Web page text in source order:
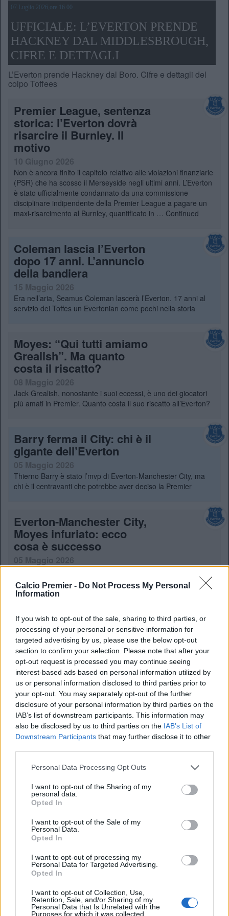
Calcio Premier - Do Not Process My Personal
Information
If you wish to opt-out of the sale, sharing to third parties, or
processing of your personal or sensitive information for
targeted advertising by us, please use the below opt-out
section to confirm your selection. Please note that after your
opt-out request is processed you may continue seeing
interest-based ads based on personal information utilized by
us or personal information disclosed to third parties prior to
your opt-out. You may separately opt-out of the further
disclosure of your personal information by third parties on the
IAB’s list of downstream participants. This information may
also be disclosed by us to third parties on the IAB’s List of
Downstream Participants that may further disclose it to other
Personal Data Processing Opt Outs
I want to opt-out of the Sharing of my
personal data.
Opted In
I want to opt-out of the Sale of my
Personal Data.
Opted In
I want to opt-out of processing my
Personal Data for Targeted Advertising.
Opted In
I want to opt-out of Collection, Use,
Retention, Sale, and/or Sharing of my
Personal Data that Is Unrelated with the
Purposes for which it was collected.
07 Luglio 2026,ore 16.00
UFFICIALE: L’EVERTON PRENDE
HACKNEY DAL MIDDLESBROUGH,
CIFRE E DETTAGLI
L’Everton prende Hackney dal Boro. Cifre e dettagli del
colpo Toffees
Premier League, sentenza
storica: l’Everton dovrà
risarcire il Burnley. Il
motivo
Non è ancora finito il capitolo relativo alle violazioni finanziarie
(PSR) che ha scosso il Merseyside negli ultimi anni. L’Everton
è stato ufficialmente condannato da una commissione
disciplinare indipendente della Premier League a pagare un
maxi-risarcimento al Burnley, quantificato in … Continued
Coleman lascia l’Everton
dopo 17 anni. L’annuncio
della bandiera
15 Maggio 2026
Era nell’aria, Seamus Coleman lascerà l’Everton. 17 anni al
servizio dei Toffes un Evertonian come pochi nella storia
Moyes: “Qui tutti amiamo
Grealish”. Ma quanto
costa il riscatto?
Jack Grealish, nonostante i suoi eccessi, è uno dei giocatori
più amati in Premier. Quanto costa il suo riscatto all’Everton?
Barry ferma il City: chi è il
gigante dell’Everton
05 Maggio 2026
Thierno Barry è stato l’mvp di Everton-Manchester City, ma
chi è il centravanti che potrebbe aver deciso la Premier
Everton-Manchester City,
Moyes infuriato: ecco
cosa è successo
Manchester City è stata una gara caotica
Everton, ancora bufera su
Grealish: avvistato in
stato d’ebbrezza in un bar
di Manchester
27 Aprile 2026
Il talento cristallino di Jack Grealish finisce ancora una volta
nell’occhio del ciclone, ma non per le sue giocate sul campo.
L’esterno dell’Everton, attualmente nel pieno del percorso di
riabilitazione dopo l’operazione al piede sinistro, infortunio che
gli costerà la …Continued
Everton-Liverpool: dove
vederla in tv e probabili
19 Aprile 2026
Everton-Liverpool, il derby della Merseyside. Ecco dove
riscatto? E perché
l’Everton tratta sul prezzo
05 Aprile 2026
Jack Grealish potrebbe rimanere ancora all’Everton. Quanto
costa il suo riscatto, e cosa filtra sul prezzo finale